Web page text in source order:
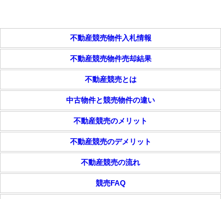
不動産競売物件入札情報
不動産競売物件売却結果
不動産競売とは
中古物件と競売物件の違い
不動産競売のメリット
不動産競売のデメリット
不動産競売の流れ
競売FAQ